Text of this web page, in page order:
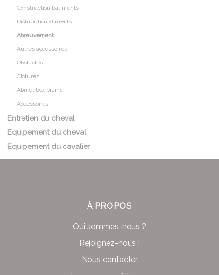
Construction batiments
Distribution aliments
Abreuvement
Autres accessoires
Obstacles
Clotures
Abri et box prairie
Accessoires
Entretien du cheval
Equipement du cheval
Equipement du cavalier
À PROPOS
Qui sommes-nous ?
Rejoignez-nous !
Nous contacter